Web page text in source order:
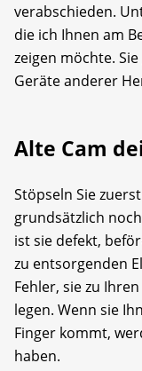
verabschieden.
die ich Ihnen am
zeigen möchte.
Geräte anderer
Alte Cam
Stöpseln Sie
grundsätzlich
ist sie defekt,
zu entsorgenden
Fehler, sie zu
legen. Wenn sie
Finger kommt,
haben.